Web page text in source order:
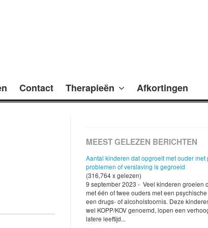
Contact Therapieën Afkortingen
MEEST GELEZEN BERICHTEN
Aantal kinderen dat opgroeit met ouder met
problemen of verslaving is gegroeid
(316,764 x gelezen)
9 september 2023 - Veel kinderen groeien
met één of twee ouders met een
een drugs- of alcoholstoornis. Deze
wel KOPP/KOV genoemd, lopen een
latere leeftijd...